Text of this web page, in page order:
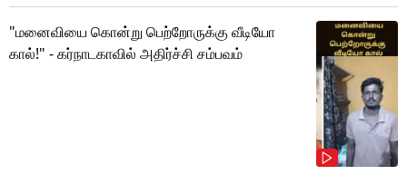
"மனைவியை கொன்று பெற்றோருக்கு வீடியோ
கால்!" - கர்நாடகாவில் அதிர்ச்சி சம்பவம்